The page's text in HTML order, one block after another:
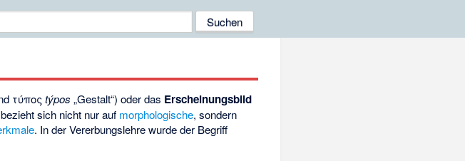
τύπος týpos „Gestalt“) oder das Erscheinungsbild
sich nicht nur auf morphologische, sondern
. In der Vererbungslehre wurde der Begriff